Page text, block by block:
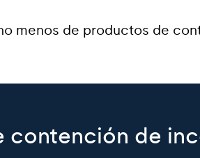
menos de productos de
contención de